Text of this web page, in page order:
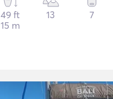
49 ft
15 m
13 7